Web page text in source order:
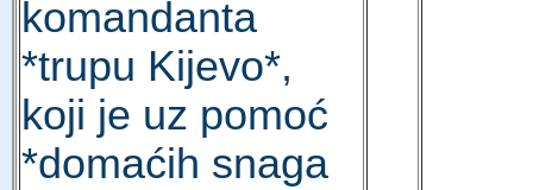
komandanta
*trupu Kijevo*,
koji je uz pomoć
*domaćih snaga